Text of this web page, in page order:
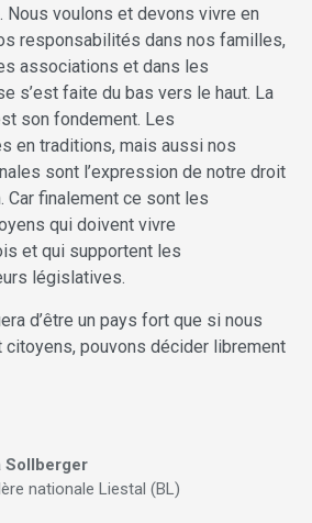
Nous voulons et devons vivre en
responsabilités dans nos familles,
associations et dans les
s’est faite du bas vers le haut. La
son fondement. Les
en traditions, mais aussi nos
sont l’expression de notre droit
Car finalement ce sont les
qui doivent vivre
et qui supportent les
législatives.
d’être un pays fort que si nous
citoyens, pouvons décider librement
Sollberger
nationale Liestal (BL)